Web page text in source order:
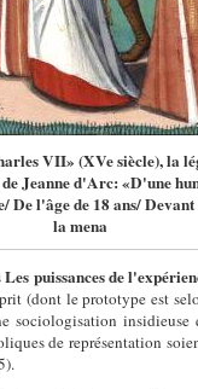
VII» (XVe siècle), la
Jeanne d'Arc: «D'une
De l'âge de 18 ans/
la mena
Les puissances de
(dont le prototype est
sociologisation
de représentation